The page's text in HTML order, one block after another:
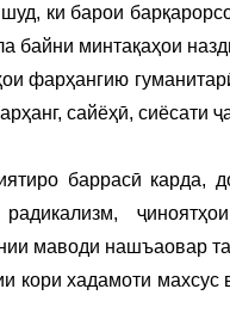
ки барои
байни минтақаҳои
фарҳангию
сайёҳӣ, сиёсати
баррасӣ карда,
радикализм,
маводи нашъаовар
кори хадамоти